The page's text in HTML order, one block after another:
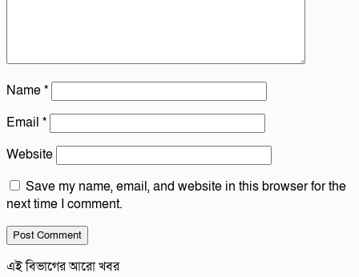
Name*
Email *
Website
Save my name, email, and website in this browser for the
next time I comment.
এই বিভাগের আরো খবর